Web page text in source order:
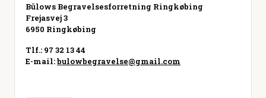
Bülows Begravelsesforretning Ringkøbing
Frejasvej 3
6950 Ringkøbing
Tlf.: 97 32 13 44
E-mail:bulowbegravelse@gmail.com